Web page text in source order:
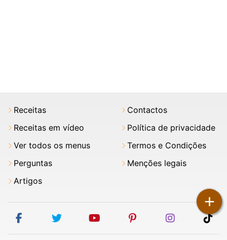
+
Receitas
Receitas em vídeo
Ver todos os menus
Perguntas
Artigos
Contactos
Política de privacidade
Termos e Condições
Menções legais
facebooktwitter youtubepinterestinstagram